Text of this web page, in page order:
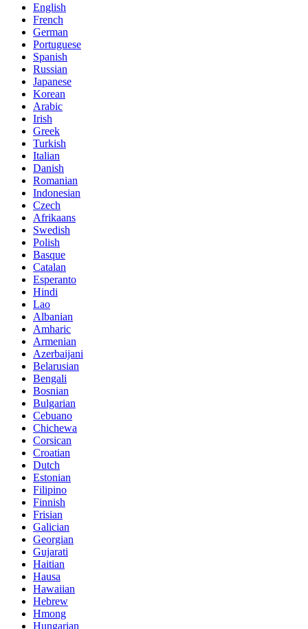
English
French
German
Portuguese
Spanish
Russian
Japanese
Korean
Arabic
Irish
Greek
Turkish
Italian
Danish
Romanian
Indonesian
Czech
Afrikaans
Swedish
Polish
Basque
Catalan
Esperanto
Hindi
Lao
Albanian
Amharic
Armenian
Azerbaijani
Belarusian
Bengali
Bosnian
Bulgarian
Cebuano
Chichewa
Corsican
Croatian
Dutch
Estonian
Filipino
Finnish
Frisian
Galician
Georgian
Gujarati
Haitian
Hausa
Hawaiian
Hebrew
Hmong
Hungarian